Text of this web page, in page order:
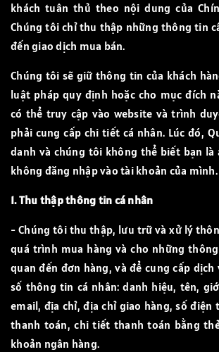
khách tuân thủ theo nội dung của
Chúng tôi chỉ thu thập những thông tin
đến giao dịch mua bán.
Chúng tôi sẽ giữ thông tin của khách
luật pháp quy định hoặc cho mục đích
có thể truy cập vào website và trình
phải cung cấp chi tiết cá nhân. Lúc đó,
danh và chúng tôi không thể biết bạn là
không đăng nhập vào tài khoản của mình.
1. Thu thập thông tin cá nhân
- Chúng tôi thu thập, lưu trữ và xử lý
quá trình mua hàng và cho những
quan đến đơn hàng, và để cung cấp
số thông tin cá nhân: danh hiệu, tên,
email, địa chỉ, địa chỉ giao hàng, số
thanh toán, chi tiết thanh toán bằng
khoản ngân hàng.